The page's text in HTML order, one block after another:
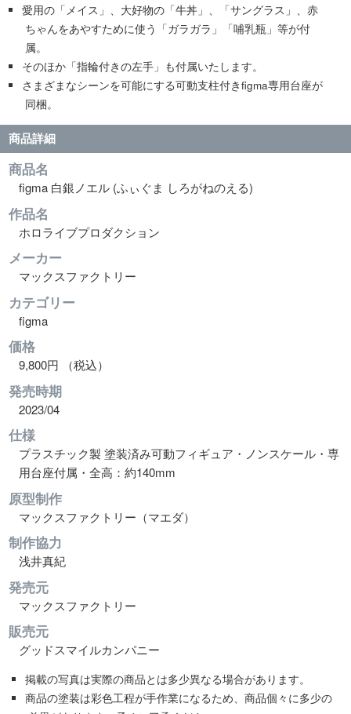
愛用の「メイス」、大好物の「牛丼」、「サングラス」、赤
ちゃんをあやすために使う「ガラガラ」「哺乳瓶」等が付
属。
そのほか「指輪付きの左手」も付属いたします。
さまざまなシーンを可能にする可動支柱付きfigma専用台座が
同梱。
商品詳細
商品名
figma 白銀ノエル (ふぃぐま しろがねのえる)
作品名
ホロライブプロダクション
メーカー
マックスファクトリー
カテゴリー
figma
価格
9,800円 （税込）
発売時期
2023/04
仕様
プラスチック製 塗装済み可動フィギュア・ノンスケール・専
用台座付属・全高：約140mm
原型制作
マックスファクトリー（マエダ）
制作協力
浅井真紀
発売元
マックスファクトリー
販売元
グッドスマイルカンパニー
掲載の写真は実際の商品とは多少異なる場合があります。
商品の塗装は彩色工程が手作業になるため、商品個々に多少の